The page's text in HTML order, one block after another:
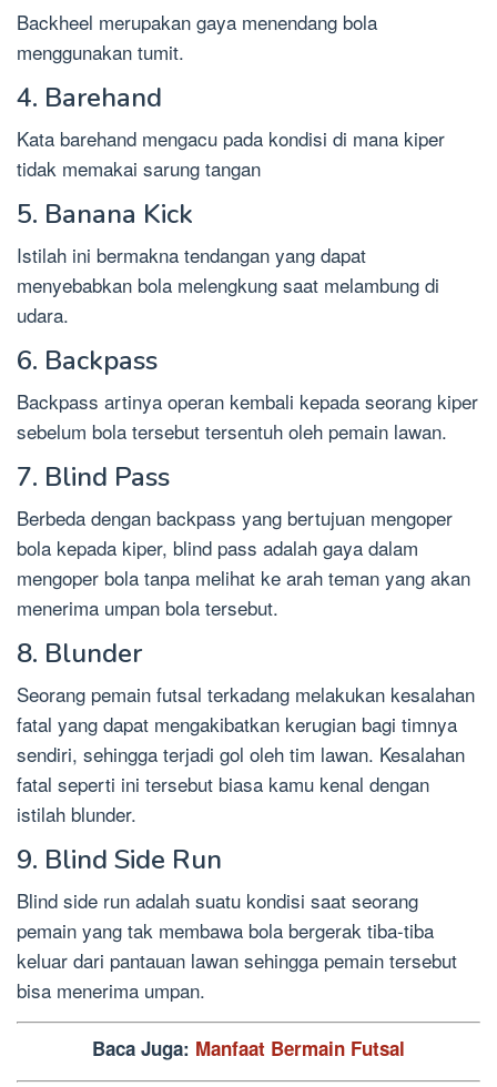
Backheel merupakan gaya menendang bola
menggunakan tumit.
4. Barehand
Kata barehand mengacu pada kondisi di mana kiper
tidak memakai sarung tangan
5. Banana Kick
Istilah ini bermakna tendangan yang dapat
menyebabkan bola melengkung saat melambung di
udara.
6. Backpass
Backpass artinya operan kembali kepada seorang kiper
sebelum bola tersebut tersentuh oleh pemain lawan.
7. Blind Pass
Berbeda dengan backpass yang bertujuan mengoper
bola kepada kiper, blind pass adalah gaya dalam
mengoper bola tanpa melihat ke arah teman yang akan
menerima umpan bola tersebut.
8. Blunder
Seorang pemain futsal terkadang melakukan kesalahan
fatal yang dapat mengakibatkan kerugian bagi timnya
sendiri, sehingga terjadi gol oleh tim lawan. Kesalahan
fatal seperti ini tersebut biasa kamu kenal dengan
istilah blunder.
9. Blind Side Run
Blind side run adalah suatu kondisi saat seorang
pemain yang tak membawa bola bergerak tiba-tiba
keluar dari pantauan lawan sehingga pemain tersebut
bisa menerima umpan.
Baca Juga: Manfaat Bermain Futsal